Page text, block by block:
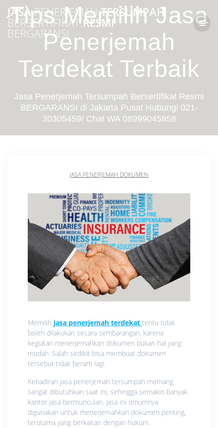
Skip
to
content
JASAPENERJEMAHTERSUMPAH
BERSERTIFIKATRESMI
BERGARANSI
Tips Memilih Jasa
Penerjemah
Terdekat Terbaik
Jasa Penerjemah Tersumpah Bersertifikat Resmi
BERGARANSI di Jakarta Pusat Hubungi 021-
30305459/ Chat WA 08999045858
JASA PENERJEMAH DOKUMEN
Memilih jasa penerjemah terdekat tentu tidak
boleh dilakukan secara sembarangan, karena
kegiatan menerjemahkan dokumen bukan hal yang
mudah. Salah sedikit bisa membuat dokumen
tersebut tidak berarti lagi.
Kehadiran jasa penerjemah tersumpah memang
sangat dibutuhkan saat ini, sehingga semakin banyak
kantor jasa bermunculan. Jasa ini umumnya
digunakan untuk menerjemahkan dokumen penting,
terutama yang berkaitan dengan hukum.